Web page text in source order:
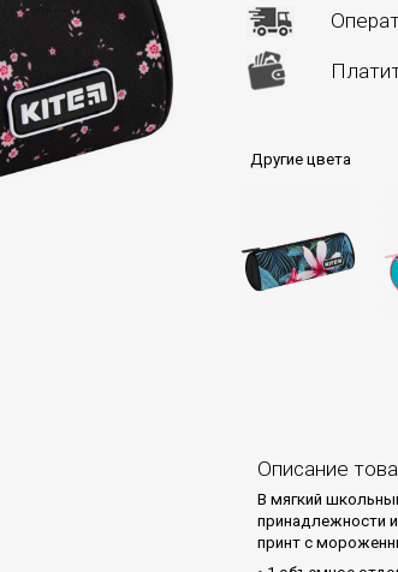
Другие цвета
Описание
В мягкий
принадлежности
принт с